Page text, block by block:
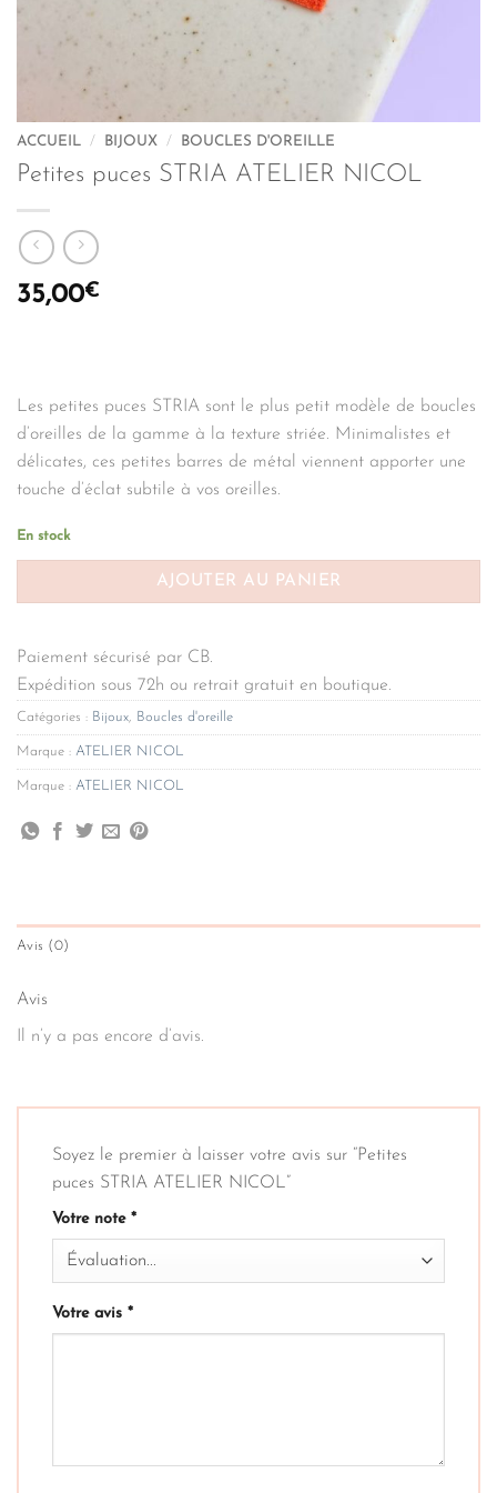
ACCUEIL / BIJOUX / BOUCLES D'OREILLE
Petites puces STRIA ATELIER NICOL
35,00€
Les petites puces STRIA sont le plus petit modèle de boucles
d’oreilles de la gamme à la texture striée. Minimalistes et
délicates, ces petites barres de métal viennent apporter une
touche d’éclat subtile à vos oreilles.
En stock
AJOUTER AU PANIER
Paiement sécurisé par CB.
Expédition sous 72h ou retrait gratuit en boutique.
Catégories : Bijoux, Boucles d'oreille
Marque : ATELIER NICOL
Marque : ATELIER NICOL
Avis (0)
Avis
Il n’y a pas encore d’avis.
Soyez le premier à laisser votre avis sur “Petites
puces STRIA ATELIER NICOL”
Votre note *
Votre avis *